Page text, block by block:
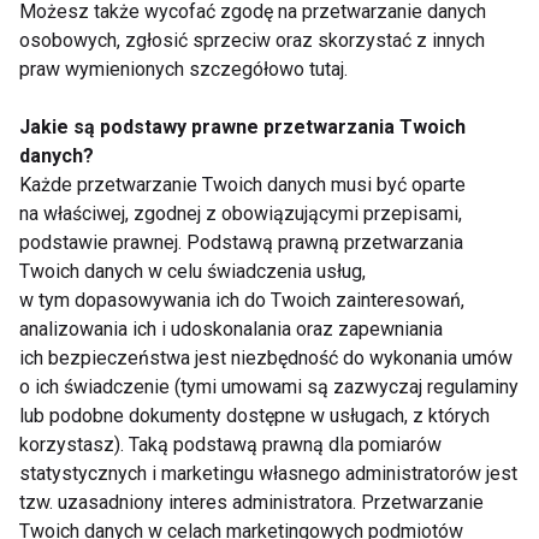
Zdrowe plecy według
Anny Dubielis
Ćwiczenia na bolące
plecy
Joga na ból pleców Plecy bez bólu
Pokaż więcej
Możesz także wycofać zgodę na przetwarzanie danych
osobowych, zgłosić sprzeciw oraz skorzystać z innych
praw wymienionych szczegółowo tutaj.
Jakie są podstawy prawne przetwarzania Twoich
danych?
Każde przetwarzanie Twoich danych musi być oparte
na właściwej, zgodnej z obowiązującymi przepisami,
podstawie prawnej. Podstawą prawną przetwarzania
Twoich danych w celu świadczenia usług,
w tym dopasowywania ich do Twoich zainteresowań,
analizowania ich i udoskonalania oraz zapewniania
ich bezpieczeństwa jest niezbędność do wykonania umów
o ich świadczenie (tymi umowami są zazwyczaj regulaminy
lub podobne dokumenty dostępne w usługach, z których
korzystasz). Taką podstawą prawną dla pomiarów
statystycznych i marketingu własnego administratorów jest
tzw. uzasadniony interes administratora. Przetwarzanie
Twoich danych w celach marketingowych podmiotów